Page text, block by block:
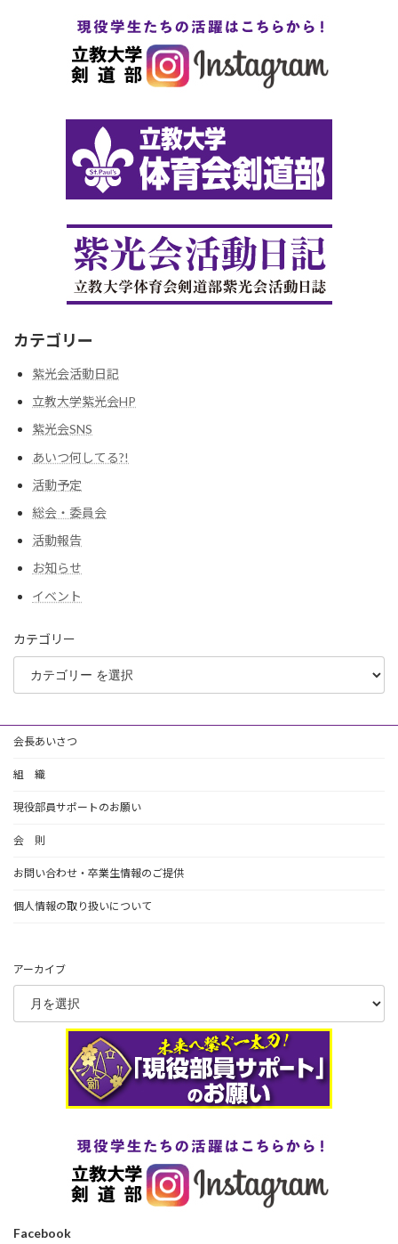
カテゴリー
紫光会活動日記
立教大学紫光会HP
紫光会SNS
あいつ何してる?!
活動予定
総会・委員会
活動報告
お知らせ
イベント
カテゴリー
会長あいさつ
組 織
現役部員サポートのお願い
会 則
お問い合わせ・卒業生情報のご提供
個人情報の取り扱いについて
アーカイブ
Facebook